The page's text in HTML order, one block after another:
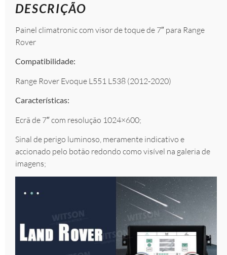
DESCRIÇÃO
Painel climatronic com visor de toque de 7″ para Range
Rover
Compatibilidade:
Range Rover Evoque L551 L538 (2012-2020)
Características:
Ecrã de 7″ com resolução 1024×600;
Sinal de perigo luminoso, meramente indicativo e
accionado pelo botão redondo como visível na galeria de
imagens;